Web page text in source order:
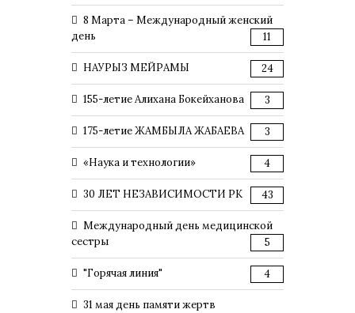
8 Марта – Международный женский
день
11
НАУРЫЗ МЕЙРАМЫ 24
155-летие Алихана Бокейханова 3
175-летие ЖАМБЫЛА ЖАБАЕВА 3
«Наука и технологии» 4
30 ЛЕТ НЕЗАВИСИМОСТИ РК 43
Международный день медицинской
сестры
5
"Горячая линия" 4
31 мая день памяти жертв